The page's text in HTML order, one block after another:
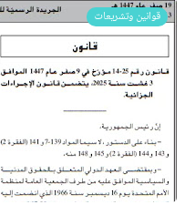
قوانين وتشريعات